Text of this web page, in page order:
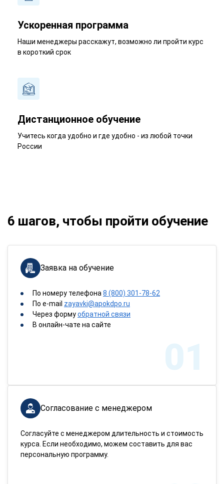
Ускоренная программа
Наши менеджеры расскажут, возможно ли пройти курс
в короткий срок
Дистанционное обучение
Учитесь когда удобно и где удобно - из любой точки
России
6 шагов, чтобы пройти обучение
Заявка на обучение
По номеру телефона8 (800) 301-78-62
По e-mail zayavki@apokdpo.ru
Через формуобратной связи
В онлайн-чате на сайте
01
Согласование с менеджером
Согласуйте с менеджером длительность и стоимость
курса. Если необходимо, можем составить для вас
персональную программу.